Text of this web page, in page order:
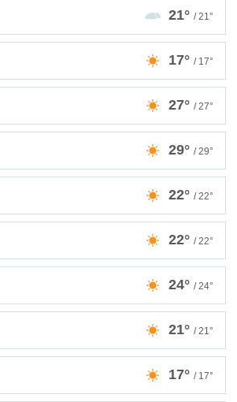
21° / 21°
17° / 17°
27° / 27°
29° / 29°
22° / 22°
22° / 22°
24° / 24°
21° / 21°
17° / 17°